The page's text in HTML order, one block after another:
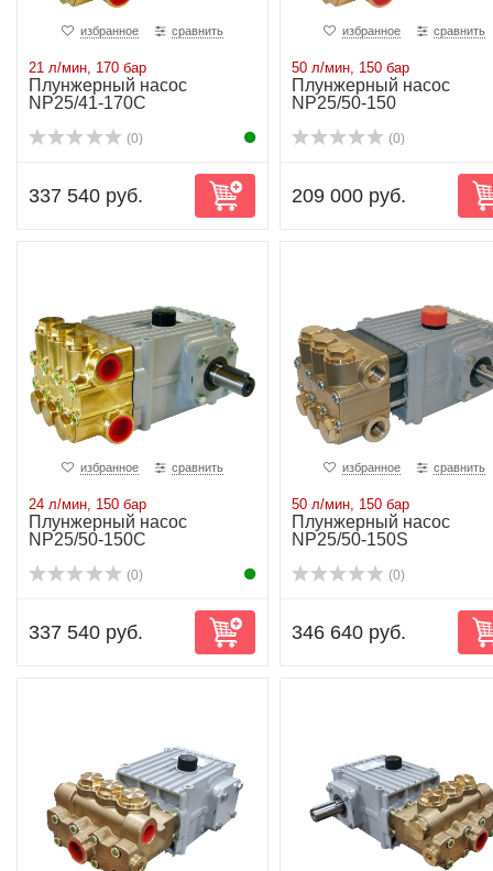
избранное сравнить
21 л/мин, 170 бар
Плунжерный насос
NP25/41-170C
(0)
337 540 руб.
избранное сравнить
50 л/мин, 150 бар
Плунжерный насос
NP25/50-150
(0)
209 000 руб.
избранное сравнить
24 л/мин, 150 бар
Плунжерный насос
NP25/50-150C
(0)
337 540 руб.
избранное сравнить
50 л/мин, 150 бар
Плунжерный насос
NP25/50-150S
(0)
346 640 руб.